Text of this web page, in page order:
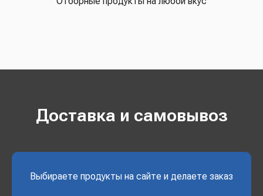
Доставка и самовывоз
Выбираете продукты на сайте и делаете заказ